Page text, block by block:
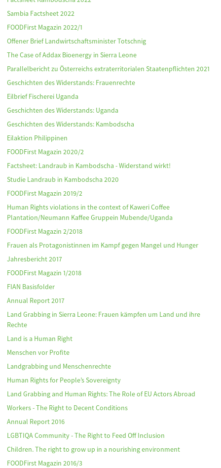
Sambia Factsheet 2022
FOODFirst Magazin 2022/1
Offener Brief Landwirtschaftsminister Totschnig
The Case of Addax Bioenergy in Sierra Leone
Parallelbericht zu Österreichs extraterritorialen Staatenpflichten 2021
Geschichten des Widerstands: Frauenrechte
Eilbrief Fischerei Uganda
Geschichten des Widerstands: Uganda
Geschichten des Widerstands: Kambodscha
Eilaktion Philippinen
FOODFirst Magazin 2020/2
Factsheet: Landraub in Kambodscha - Widerstand wirkt!
Studie Landraub in Kambodscha 2020
FOODFirst Magazin 2019/2
Human Rights violations in the context of Kaweri Coffee
Plantation/Neumann Kaffee Gruppein Mubende/Uganda
FOODFirst Magazin 2/2018
Frauen als Protagonistinnen im Kampf gegen Mangel und Hunger
Jahresbericht 2017
FOODFirst Magazin 1/2018
FIAN Basisfolder
Annual Report 2017
Land Grabbing in Sierra Leone: Frauen kämpfen um Land und ihre
Rechte
Land is a Human Right
Menschen vor Profite
Landgrabbing und Menschenrechte
Human Rights for People’s Sovereignty
Land Grabbing and Human Rights: The Role of EU Actors Abroad
Workers - The Right to Decent Conditions
Annual Report 2016
LGBTIQA Community - The Right to Feed Off Inclusion
Children. The right to grow up in a nourishing environment
FOODFirst Magazin 2016/3